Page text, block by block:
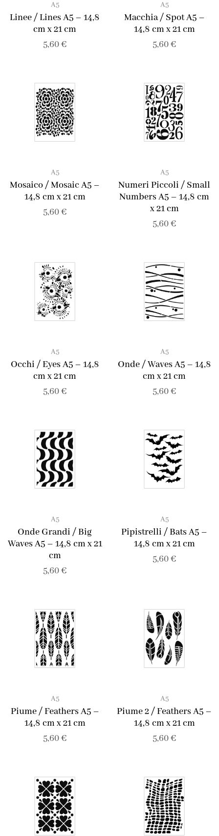
A5
Linee / Lines A5 – 14,8
cm x 21 cm
5,60€
A5
Macchia / Spot A5 –
14,8 cm x 21 cm
5,60€
A5
Mosaico / Mosaic A5 –
14,8 cm x 21 cm
5,60€
A5
Numeri Piccoli / Small
Numbers A5 – 14,8 cm
x 21 cm
5,60€
A5
Occhi / Eyes A5 – 14,8
cm x 21 cm
5,60€
A5
Onde / Waves A5 – 14,8
cm x 21 cm
5,60€
A5
Onde Grandi / Big
Waves A5 – 14,8 cm x 21
cm
5,60€
A5
Pipistrelli / Bats A5 –
14,8 cm x 21 cm
5,60€
A5
Piume / Feathers A5 –
14,8 cm x 21 cm
5,60€
A5
Piume 2 / Feathers A5 –
14,8 cm x 21 cm
5,60€